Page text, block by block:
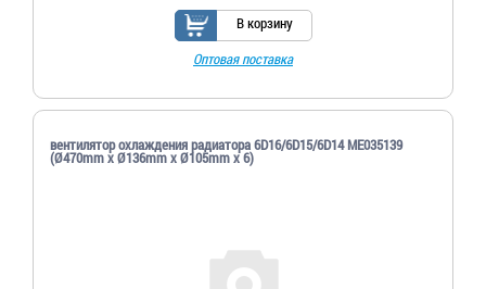
В корзину
Оптовая поставка
вентилятор охлаждения радиатора 6D16/6D15/6D14 ME035139
(Ø470mm x Ø136mm x Ø105mm x 6)